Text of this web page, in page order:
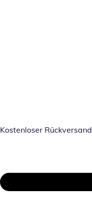
Kostenloser Rückversand